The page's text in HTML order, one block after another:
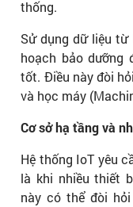
thống.
Sử dụng dữ liệu từ
hoạch bảo dưỡng
tốt. Điều này đòi
và học máy
Cơ sở hạ tầng và
Hệ thống IoT yêu
là khi nhiều thiết
này có thể đòi